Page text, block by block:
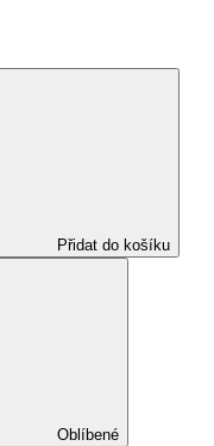
Přidat do košíku
Oblíbené